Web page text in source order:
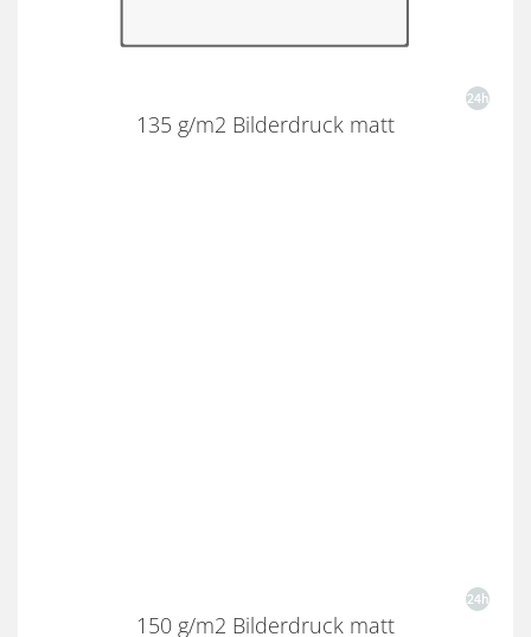
135 g/m2 Bilderdruck matt
150 g/m2 Bilderdruck matt